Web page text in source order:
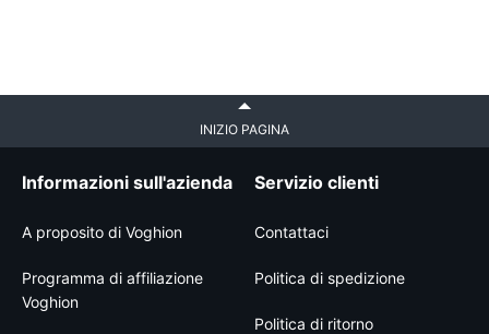
INIZIO PAGINA
Informazioni sull'azienda
A proposito di Voghion
Programma di affiliazione
Voghion
Servizio clienti
Contattaci
Politica di spedizione
Politica di ritorno